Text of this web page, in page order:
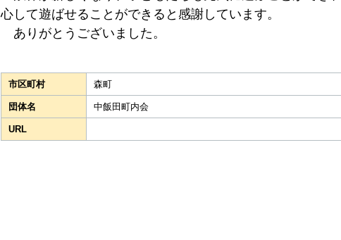
心して遊ばせることができると感謝しています。
ありがとうございました。
市区町村 森町
団体名 中飯田町内会
URL